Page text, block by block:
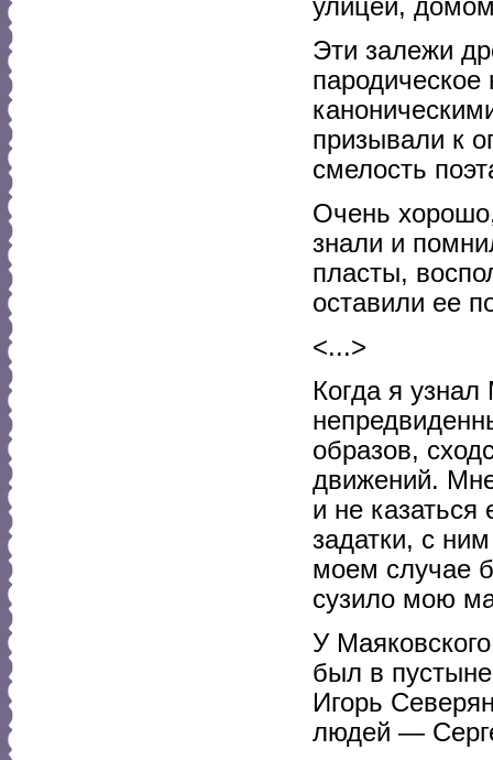
улицей,
Эти залежи
пародическое
призывали к
смелость
Очень
знали и
пласты,
оставили ее
<...>
Когда я
образов,
движений.
и не казаться
задатки, с
моем случае
сузило мою
У
был в
Игорь
людей —